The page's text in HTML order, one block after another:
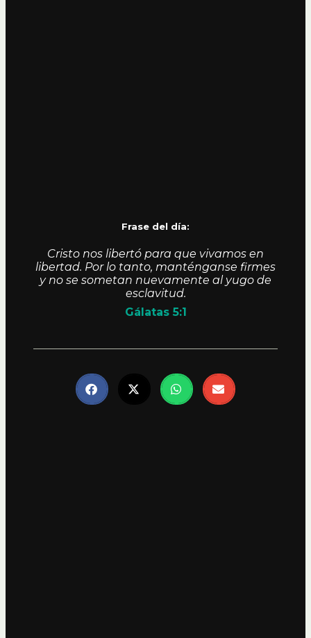
Frase del día:
Cristo nos libertó para que vivamos en
libertad. Por lo tanto, manténganse firmes
y no se sometan nuevamente al yugo de
esclavitud.
Gálatas 5:1